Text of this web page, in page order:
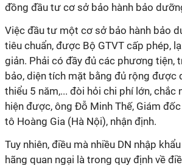
đồng đầu tư cơ sở bảo hành bảo
Việc đầu tư một cơ sở bảo hành bảo
tiêu chuẩn, được Bộ GTVT cấp phép,
giản. Phải có đầy đủ các phương tiện,
bảo, diện tích mặt bằng đủ rộng được
thiểu 5 năm,... đòi hỏi chi phí lớn, chắc
hiện được, ông Đỗ Minh Thế, Giám
tô Hoàng Gia (Hà Nội), nhận định.
Tuy nhiên, điều mà nhiều DN nhập
hãng quan ngại là trong quy định về